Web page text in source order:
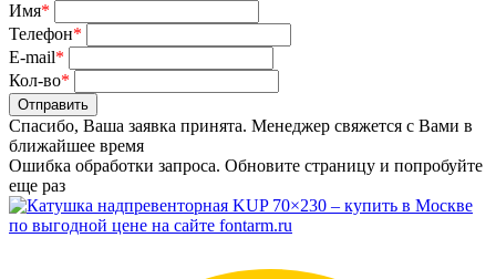
Имя*
Телефон*
E-mail*
Кол-во*
Отправить
Спасибо, Ваша заявка принята. Менеджер свяжется с Вами в
ближайшее время
Ошибка обработки запроса. Обновите страницу и попробуйте
еще раз